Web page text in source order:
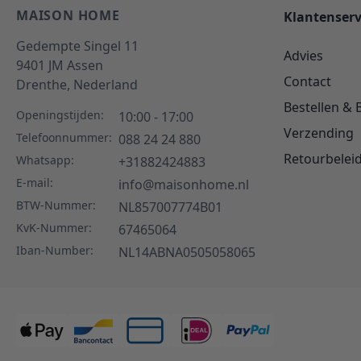
MAISON HOME
Gedempte Singel 11
9401 JM Assen
Drenthe, Nederland
Openingstijden: 10:00 - 17:00
Telefoonnummer: 088 24 24 880
Whatsapp: +31882424883
E-mail: info@maisonhome.nl
BTW-Nummer: NL857007774B01
KvK-Nummer: 67465064
Iban-Number: NL14ABNA0505058065
Advies
Contact
Bestellen &
Verzending